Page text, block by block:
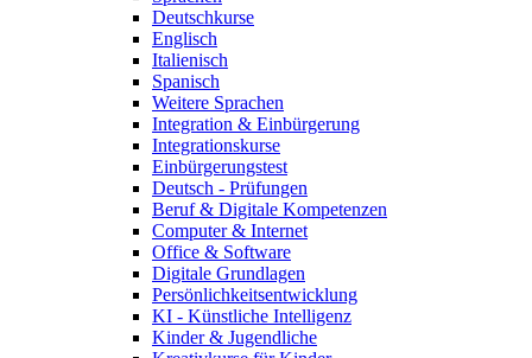
Deutschkurse
Englisch
Italienisch
Spanisch
Weitere Sprachen
Integration & Einbürgerung
Integrationskurse
Einbürgerungstest
Deutsch - Prüfungen
Beruf & Digitale Kompetenzen
Computer & Internet
Office & Software
Digitale Grundlagen
Persönlichkeitsentwicklung
KI - Künstliche Intelligenz
Kinder & Jugendliche